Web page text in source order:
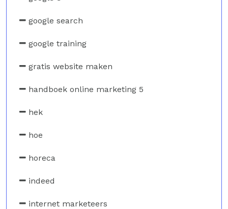
google search
google training
gratis website maken
handboek online marketing 5
hek
hoe
horeca
indeed
internet marketeers